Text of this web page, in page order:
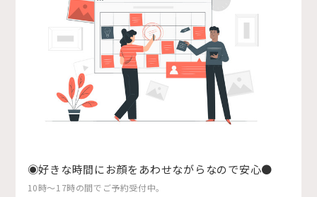
◉好きな時間にお顔をあわせながらなので安心●
10時〜17時の間でご予約受付中。